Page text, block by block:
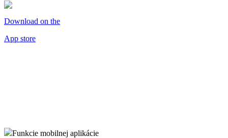
Download on the
App store
Funkcie mobilnej aplikácie